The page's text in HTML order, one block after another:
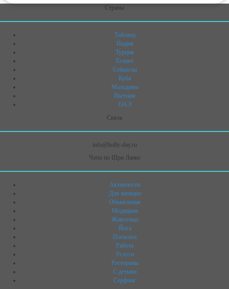
Страны
Тайланд
Индия
Турция
Египет
Сейшелы
Куба
Мальдивы
Вьетнам
ОАЭ
Связь
info@holly-day.ru
Чаты по Шри Ланке
Активности
Для женщин
Объявления
Медицина
Животные
Йога
Посылки
Работа
Услуги
Рестораны
C детьми
Серфинг